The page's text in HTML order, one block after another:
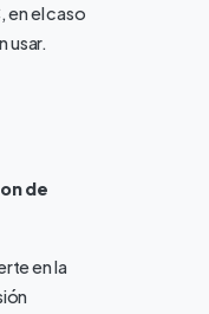
en el caso
usar.
de
en la